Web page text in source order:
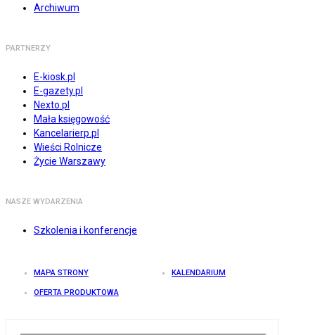
Archiwum
PARTNERZY
E-kiosk.pl
E-gazety.pl
Nexto.pl
Mała księgowość
Kancelarierp.pl
Wieści Rolnicze
Życie Warszawy
NASZE WYDARZENIA
Szkolenia i konferencje
MAPA STRONY KALENDARIUM
OFERTA PRODUKTOWA